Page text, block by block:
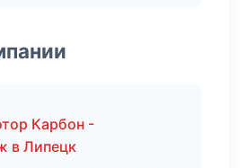
Карбон -
в Липецк